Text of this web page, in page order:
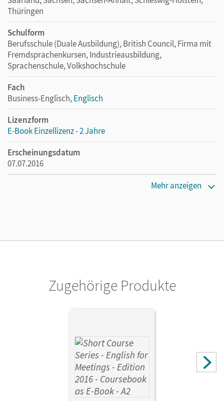
Thüringen
Schulform
Berufsschule (Duale Ausbildung), British Council, Firma mit
Fremdsprachenkursen, Industrieausbildung,
Sprachenschule, Volkshochschule
Fach
Business-Englisch,Englisch
Lizenzform
E-Book Einzellizenz - 2 Jahre
Erscheinungsdatum
07.07.2016
Cornelsen Verlag
Mehr anzeigen
Zugehörige Produkte